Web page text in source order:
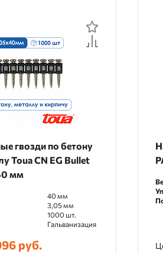
гвозди по бетону
Toua CN EG Bullet
мм
40 мм
3,05 мм
1000 шт.
Гальванизация
руб.